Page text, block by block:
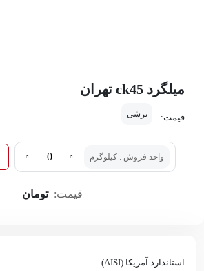
میلگرد ck45 تهران
قیمت: برشی
قیمت: تومان
واحد فروش : کیلوگرم
استاندارد آمریکا (AISI)